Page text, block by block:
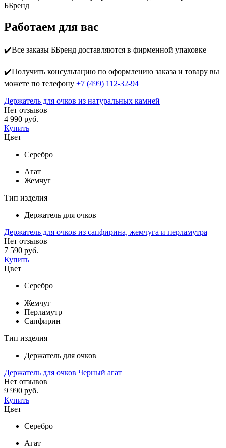
ББренд
Работаем для вас
✔️Все заказы ББренд доставляются в фирменной упаковке
✔️Получить консультацию по оформлению заказа и товару вы
можете по телефону +7 (499) 112-32-94
Держатель для очков из натуральных камней
Нет отзывов
4 990 руб.
Купить
Цвет
Серебро
Агат
Жемчуг
Тип изделия
Держатель для очков
Держатель для очков из сапфирина, жемчуга и перламутра
Нет отзывов
7 590 руб.
Купить
Цвет
Серебро
Жемчуг
Перламутр
Сапфирин
Тип изделия
Держатель для очков
Держатель для очков Черный агат
Нет отзывов
9 990 руб.
Купить
Цвет
Серебро
Агат